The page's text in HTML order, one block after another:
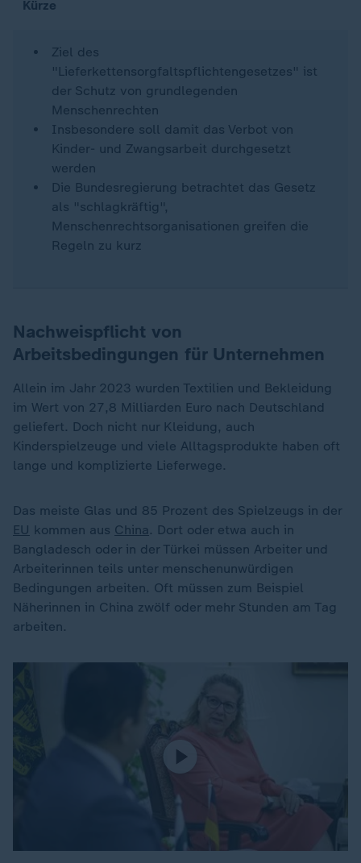
Kürze
Ziel des
"Lieferkettensorgfaltspflichtengesetzes" ist
der Schutz von grundlegenden
Menschenrechten
Insbesondere soll damit das Verbot von
Kinder- und Zwangsarbeit durchgesetzt
werden
Die Bundesregierung betrachtet das Gesetz
als "schlagkräftig",
Menschenrechtsorganisationen greifen die
Regeln zu kurz
Nachweispflicht von
Arbeitsbedingungen für Unternehmen
Allein im Jahr 2023 wurden Textilien und Bekleidung
im Wert von 27,8 Milliarden Euro nach Deutschland
geliefert. Doch nicht nur Kleidung, auch
Kinderspielzeuge und viele Alltagsprodukte haben oft
lange und komplizierte Lieferwege.
Das meiste Glas und 85 Prozent des Spielzeugs in der
EU kommen aus China . Dort oder etwa auch in
Bangladesch oder in der Türkei müssen Arbeiter und
Arbeiterinnen teils unter menschenunwürdigen
Bedingungen arbeiten. Oft müssen zum Beispiel
Näherinnen in China zwölf oder mehr Stunden am Tag
arbeiten.